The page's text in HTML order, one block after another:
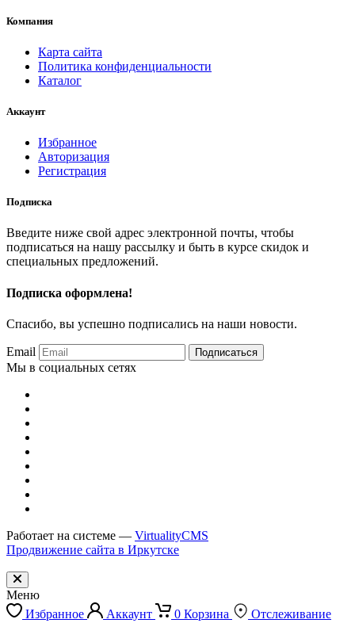
Компания
Карта сайта
Политика конфиденциальности
Каталог
Аккаунт
Избранное
Авторизация
Регистрация
Подписка
Введите ниже свой адрес электронной почты, чтобы
подписаться на нашу рассылку и быть в курсе скидок и
специальных предложений.
Подписка оформлена!
Спасибо, вы успешно подписались на наши новости.
Email Подписаться
Мы в социальных сетях
Работает на системе — VirtualityCMS
Продвижение сайта в Иркутске
Меню
Избранное
Аккаунт 0 Корзина Отслеживание